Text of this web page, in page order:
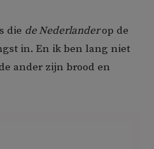
die de Nederlanderop de
in. En ik ben lang niet
ander zijn brood en